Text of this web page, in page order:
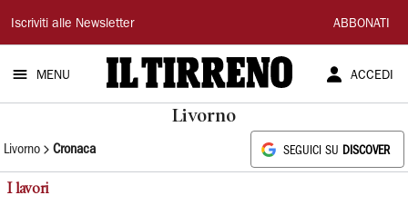
Il
Tirreno
Iscriviti alle Newsletter ABBONATI
MENU ACCEDI
Livorno
Livorno Cronaca SEGUICI SU DISCOVER
I lavori